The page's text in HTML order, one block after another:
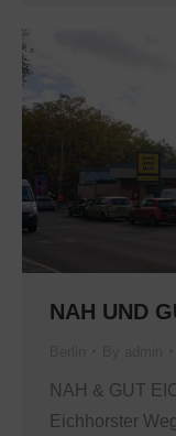
NAH UND
NAH & GUT
Eichhorster